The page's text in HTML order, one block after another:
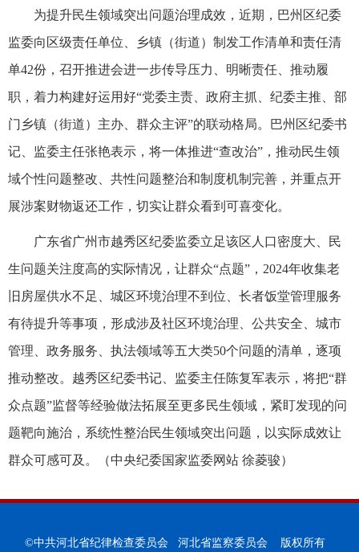
为提升民生领域突出问题治理成效，近期，巴州区纪委
监委向区级责任单位、乡镇（街道）制发工作清单和责任清
单42份，召开推进会进一步传导压力、明晰责任、推动履
职，着力构建好运用好“党委主责、政府主抓、纪委主推、部
门乡镇（街道）主办、群众主评”的联动格局。巴州区纪委书
记、监委主任张艳表示，将一体推进“查改治”，推动民生领
域个性问题整改、共性问题整治和制度机制完善，并重点开
展涉案财物返还工作，切实让群众看到可喜变化。
广东省广州市越秀区纪委监委立足该区人口密度大、民
生问题关注度高的实际情况，让群众“点题”，2024年收集老
旧房屋供水不足、城区环境治理不到位、长者饭堂管理服务
有待提升等事项，形成涉及社区环境治理、公共安全、城市
管理、政务服务、执法领域等五大类50个问题的清单，逐项
推动整改。越秀区纪委书记、监委主任陈复军表示，将把“群
众点题”监督等经验做法拓展至更多民生领域，紧盯发现的问
题靶向施治，系统性整治民生领域突出问题，以实际成效让
群众可感可及。（中央纪委国家监委网站 徐菱骏）
©中共河北省纪律检查委员会 河北省监察委员会 版权所有